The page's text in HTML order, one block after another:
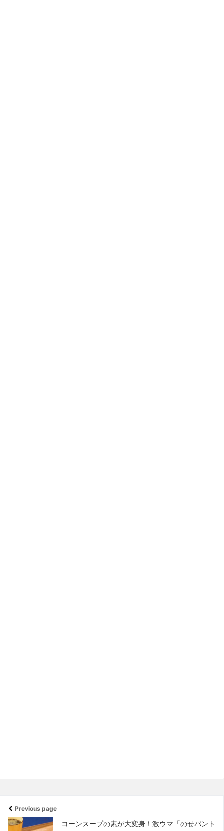
Previous page
コーンスープの素が大変身！激ウマ「のせパント